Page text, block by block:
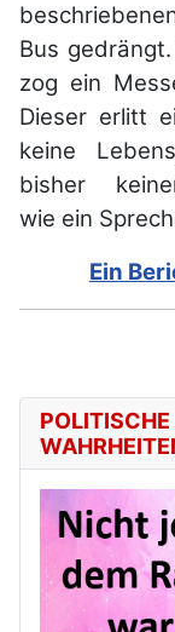
Bus
zog ein
Dieser erlitt
keine
bisher
wie ein
Ein